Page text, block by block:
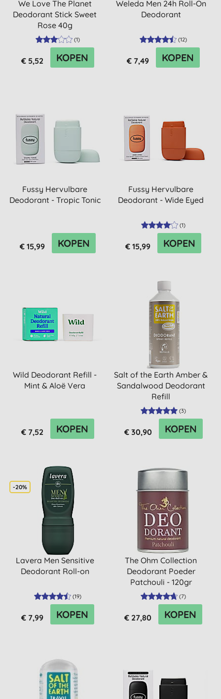
We Love The Planet
Deodorant Stick Sweet
Rose 40g
(1)
€ 5,52 KOPEN
Weleda Men 24h Roll-On
Deodorant
(12)
€ 7,49 KOPEN
Fussy Hervulbare
Deodorant - Tropic Tonic
€ 15,99 KOPEN
Fussy Hervulbare
Deodorant - Wide Eyed
(1)
€ 15,99 KOPEN
Wild Deodorant Refill -
Mint & Aloë Vera
€ 7,52 KOPEN
Salt of the Earth Amber &
Sandalwood Deodorant
Refill
(3)
€ 30,90 KOPEN
-20%
Lavera Men Sensitive
Deodorant Roll-on
(19)
€ 7,99 KOPEN
The Ohm Collection
Deodorant Poeder
Patchouli - 120gr
(7)
€ 27,80 KOPEN